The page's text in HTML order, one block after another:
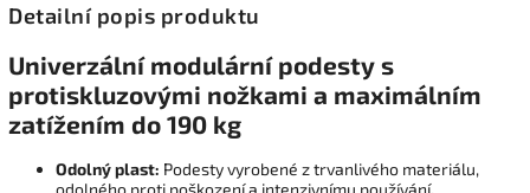
Detailní popis produktu
Univerzální modulární podesty s
protiskluzovými nožkami a maximálním
zatížením do 190 kg
Odolný plast: Podesty vyrobené z trvanlivého materiálu,